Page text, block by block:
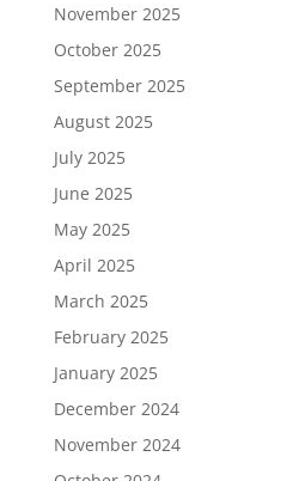
November 2025
October 2025
September 2025
August 2025
July 2025
June 2025
May 2025
April 2025
March 2025
February 2025
January 2025
December 2024
November 2024